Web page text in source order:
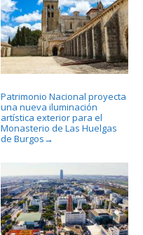
Patrimonio Nacional proyecta
una nueva iluminación
artística exterior para el
Monasterio de Las Huelgas
de Burgos →